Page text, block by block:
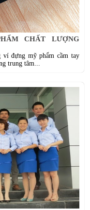
CHẤT LƯỢNG
ví đựng mỹ phẩm cầm tay
trung tâm...